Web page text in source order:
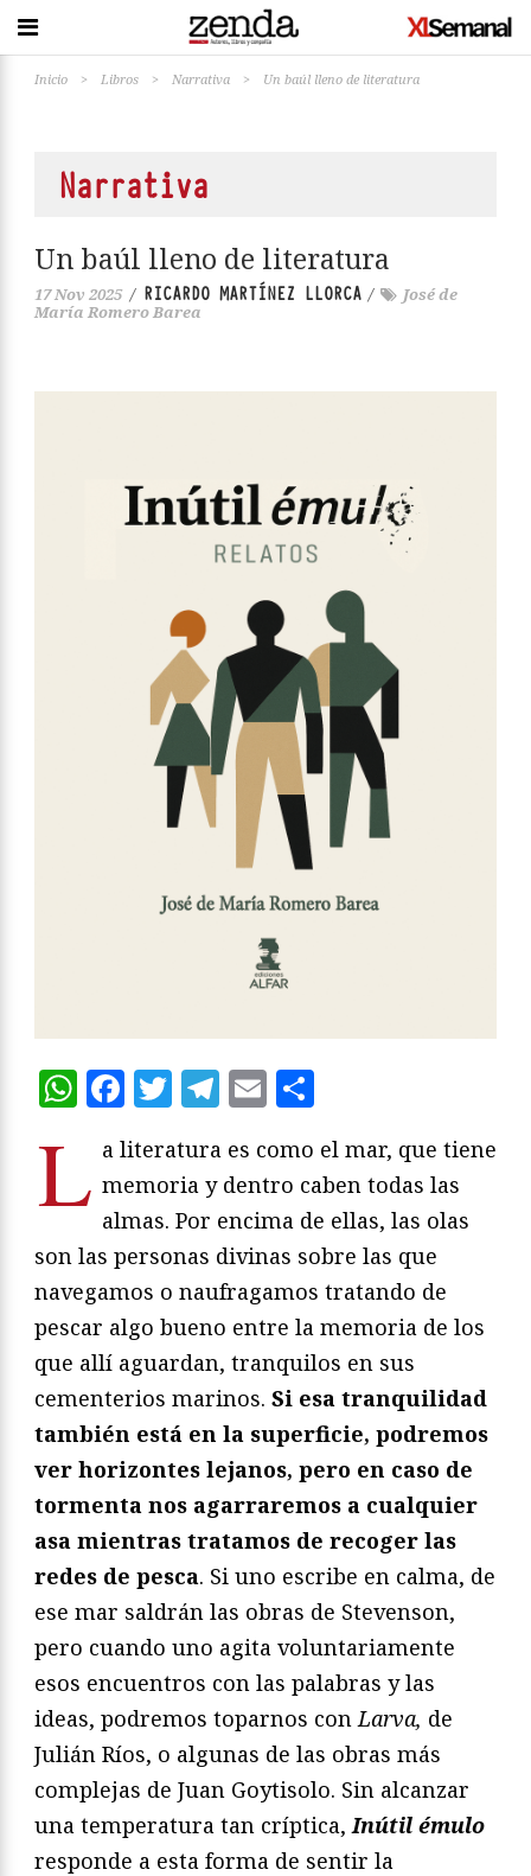
Inicio > Libros > Narrativa > Un baúl lleno de literatura
Narrativa
Un baúl lleno de literatura
17 Nov 2025 / RICARDO MARTÍNEZ LLORCA /
José de
María Romero Barea
WhatsApp
Facebook
Twitter
Telegram
Email
L a literatura es como el mar, que tiene
memoria y dentro caben todas las
almas. Por encima de ellas, las olas
son las personas divinas sobre las que
navegamos o naufragamos tratando de
pescar algo bueno entre la memoria de los
que allí aguardan, tranquilos en sus
cementerios marinos. Si esa tranquilidad
también está en la superficie, podremos
ver horizontes lejanos, pero en caso de
tormenta nos agarraremos a cualquier
asa mientras tratamos de recoger las
redes de pesca. Si uno escribe en calma, de
ese mar saldrán las obras de Stevenson,
pero cuando uno agita voluntariamente
esos encuentros con las palabras y las
ideas, podremos toparnos conLarva, de
Julián Ríos, o algunas de las obras más
complejas de Juan Goytisolo. Sin alcanzar
una temperatura tan críptica,Inútil émulo
responde a esta forma de sentir la